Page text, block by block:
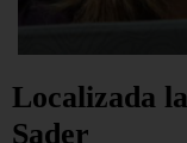
Localizada
Sader